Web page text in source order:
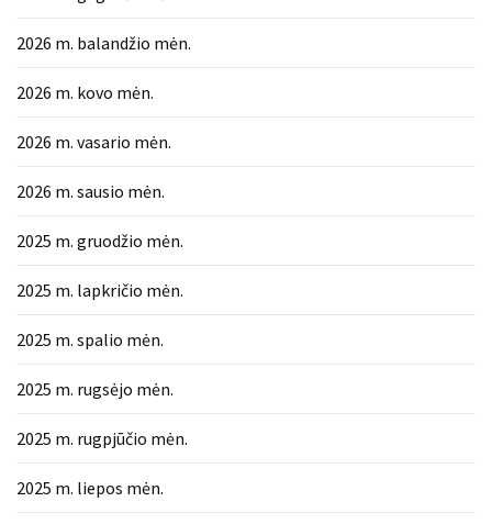
2026 m. balandžio mėn.
2026 m. kovo mėn.
2026 m. vasario mėn.
2026 m. sausio mėn.
2025 m. gruodžio mėn.
2025 m. lapkričio mėn.
2025 m. spalio mėn.
2025 m. rugsėjo mėn.
2025 m. rugpjūčio mėn.
2025 m. liepos mėn.